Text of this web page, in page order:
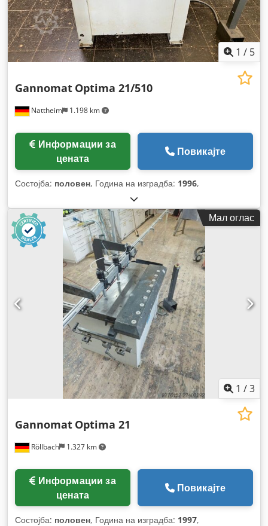
1 / 5
Nattheim 1.198 km
Gannomat Optima 21/510
цената
Повикајте
Состојба: половен, Година на изградба: 1996,
Мал оглас
1 /3
Röllbach 1.327 km
Gannomat Optima 21
цената
Повикајте
Состојба: половен, Година на изградба: 1997,